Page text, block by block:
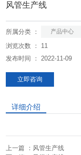
风管生产线
所属分类 ： 产品中心
浏览次数 ： 11
发布时间 ： 2022-11-09
立即咨询
详细介绍
上一篇 ： 风管生产线